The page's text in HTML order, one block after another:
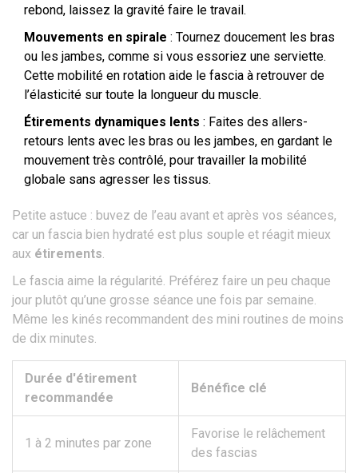
rebond, laissez la gravité faire le travail.
Mouvements en spirale : Tournez doucement les bras
ou les jambes, comme si vous essoriez une serviette.
Cette mobilité en rotation aide le fascia à retrouver de
l’élasticité sur toute la longueur du muscle.
Étirements dynamiques lents : Faites des allers-
retours lents avec les bras ou les jambes, en gardant le
mouvement très contrôlé, pour travailler la mobilité
globale sans agresser les tissus.
Petite astuce : buvez de l’eau avant et après vos séances,
car un fascia bien hydraté est plus souple et réagit mieux
aux étirements.
Le fascia aime la régularité. Préférez faire un peu chaque
jour plutôt qu’une grosse séance une fois par semaine.
Même les kinés recommandent des mini routines de moins
de dix minutes.
Durée d'étirement
recommandée
Bénéfice clé
1 à 2 minutes par zone
Favorise le relâchement
des fascias